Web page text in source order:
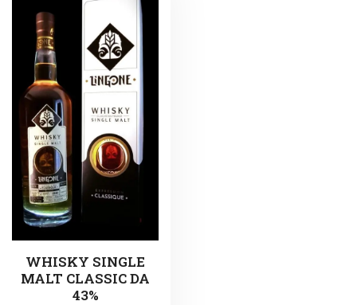
WHISKY SINGLE
MALT CLASSIC DA
43%